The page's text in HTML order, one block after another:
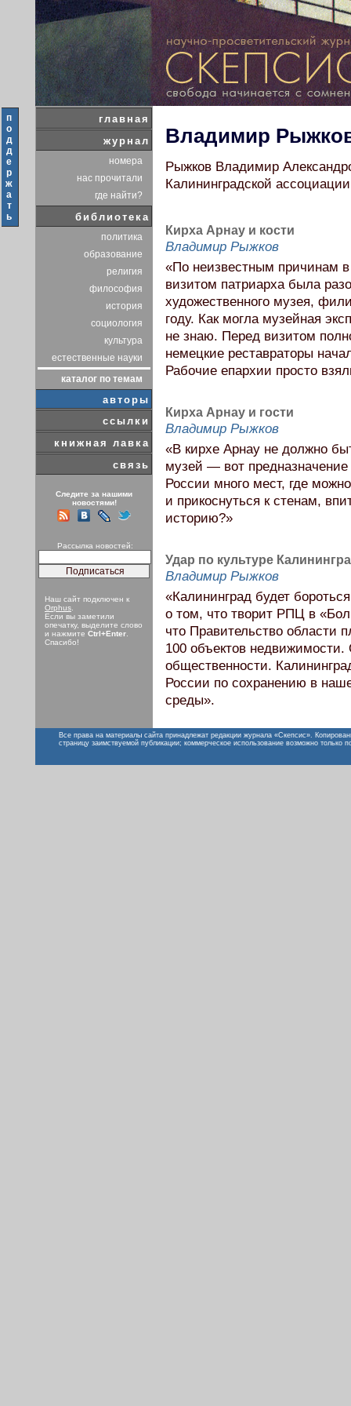
п
о
д
д
е
р
ж
а
т
ь
главная
журнал
номера
нас прочитали
где найти?
библиотека
политика
образование
религия
философия
история
социология
культура
естественные науки
каталог по темам
авторы
ссылки
книжная лавка
связь
Следите за нашими
новостями!
Рассылка новостей:
Наш сайт подключен к
Orphus
Если вы заметили
опечатку, выделите слово
и нажмите Ctrl+Enter
Спасибо!
Владимир
Рыжков Владимир
Калининградской
Кирха Арнау и кости
Владимир Рыжков
«По неизвестным причинам в
визитом патриарха была
художественного музея,
году. Как могла музейная
не знаю. Перед визитом
немецкие реставраторы
Рабочие епархии просто
Кирха Арнау и гости
Владимир Рыжков
«В кирхе Арнау не должно
музей — вот предназначение
России много мест, где
и прикоснуться к стенам,
историю?»
Удар по культуре
Владимир Рыжков
«Калининград будет
о том, что творит РПЦ в
что Правительство области
100 объектов недвижимости.
общественности.
России по сохранению в
среды».
Все права на материалы сайта принадлежат редакции журнала «Скепсис».
страницу заимствуемой публикации; коммерческое использование возможно только